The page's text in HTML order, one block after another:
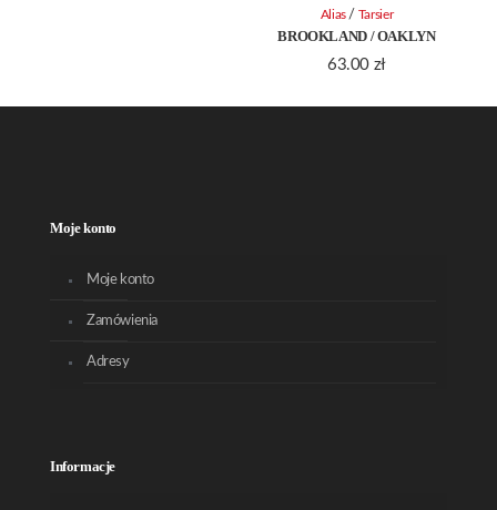
BROOKLAND / OAKLYN
63.00 zł
Alias / Tarsier
Moje konto
Moje konto
Zamówienia
Adresy
Informacje